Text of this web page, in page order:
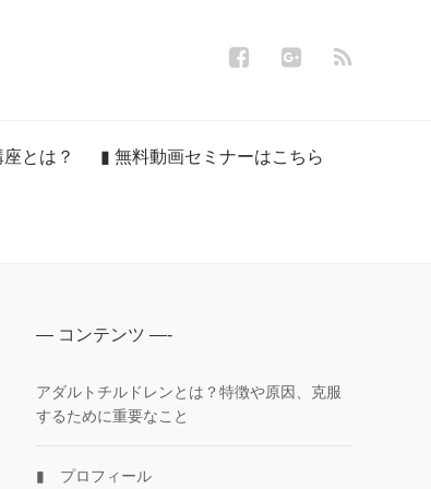
とは？ ▮ 無料動画セミナーはこちら
— コンテンツ —-
アダルトチルドレンとは？特徴や原因、克服
するために重要なこと
▮ プロフィール